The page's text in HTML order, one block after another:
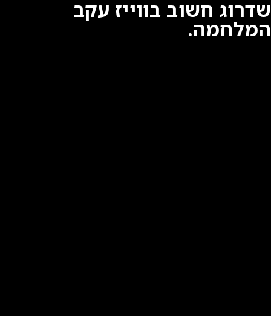
שדרוג חשוב בווייז עקב
המלחמה.